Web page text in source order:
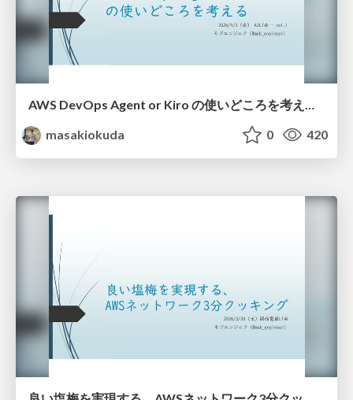
AWS DevOps Agent or Kiro の使いどころを考える_20260402
masakiokuda
0 420